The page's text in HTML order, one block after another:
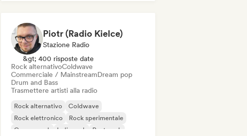
Piotr (Radio Kielce)
Stazione Radio
&gt; 400 risposte date
Rock alternativoColdwave
Commerciale / MainstreamDream pop
Drum and Bass
Trasmettere artisti alla radio
Rock alternativo
Coldwave
Rock elettronico
Rock sperimentale
Garage rock
Indie rock
Post punk